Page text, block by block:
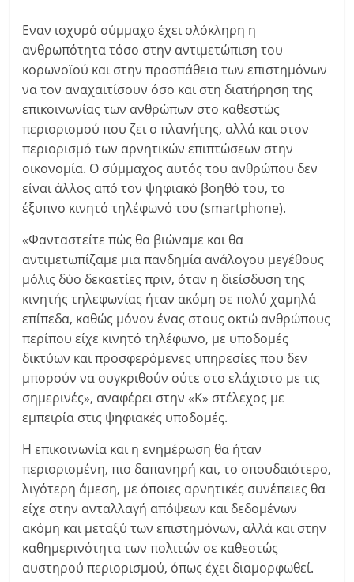
Εναν ισχυρό σύμμαχο έχει ολόκληρη η
ανθρωπότητα τόσο στην αντιμετώπιση του
κορωνοϊού και στην προσπάθεια των επιστημόνων
να τον αναχαιτίσουν όσο και στη διατήρηση της
επικοινωνίας των ανθρώπων στο καθεστώς
περιορισμού που ζει ο πλανήτης, αλλά και στον
περιορισμό των αρνητικών επιπτώσεων στην
οικονομία. Ο σύμμαχος αυτός του ανθρώπου δεν
είναι άλλος από τον ψηφιακό βοηθό του, το
έξυπνο κινητό τηλέφωνό του (smartphone).
«Φανταστείτε πώς θα βιώναμε και θα
αντιμετωπίζαμε μια πανδημία ανάλογου μεγέθους
μόλις δύο δεκαετίες πριν, όταν η διείσδυση της
κινητής τηλεφωνίας ήταν ακόμη σε πολύ χαμηλά
επίπεδα, καθώς μόνον ένας στους οκτώ ανθρώπους
περίπου είχε κινητό τηλέφωνο, με υποδομές
δικτύων και προσφερόμενες υπηρεσίες που δεν
μπορούν να συγκριθούν ούτε στο ελάχιστο με τις
σημερινές», αναφέρει στην «Κ» στέλεχος με
εμπειρία στις ψηφιακές υποδομές.
Η επικοινωνία και η ενημέρωση θα ήταν
περιορισμένη, πιο δαπανηρή και, το σπουδαιότερο,
λιγότερη άμεση, με όποιες αρνητικές συνέπειες θα
είχε στην ανταλλαγή απόψεων και δεδομένων
ακόμη και μεταξύ των επιστημόνων, αλλά και στην
καθημερινότητα των πολιτών σε καθεστώς
αυστηρού περιορισμού, όπως έχει διαμορφωθεί.